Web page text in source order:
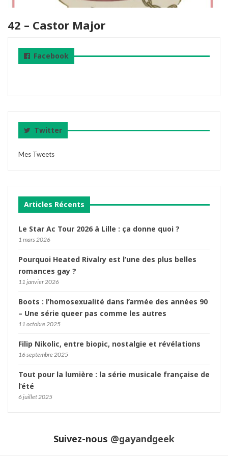
42 – Castor Major
Facebook
Twitter
Mes Tweets
Articles Récents
Le Star Ac Tour 2026 à Lille : ça donne quoi ?
1 mars 2026
Pourquoi Heated Rivalry est l’une des plus belles
romances gay ?
11 janvier 2026
Boots : l’homosexualité dans l’armée des années 90
– Une série queer pas comme les autres
11 octobre 2025
Filip Nikolic, entre biopic, nostalgie et révélations
16 septembre 2025
Tout pour la lumière : la série musicale française de
l’été
6 juillet 2025
Suivez-nous @gayandgeek